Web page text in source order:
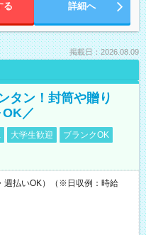
る 詳細へ
掲載日：2026.08.09
タン！封筒や贈り
／
大学生歓迎
ブランクOK
払いOK）（※日収例：時給